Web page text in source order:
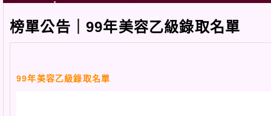
榜單公告｜99年美容乙級錄取名單
99年美容乙級錄取名單